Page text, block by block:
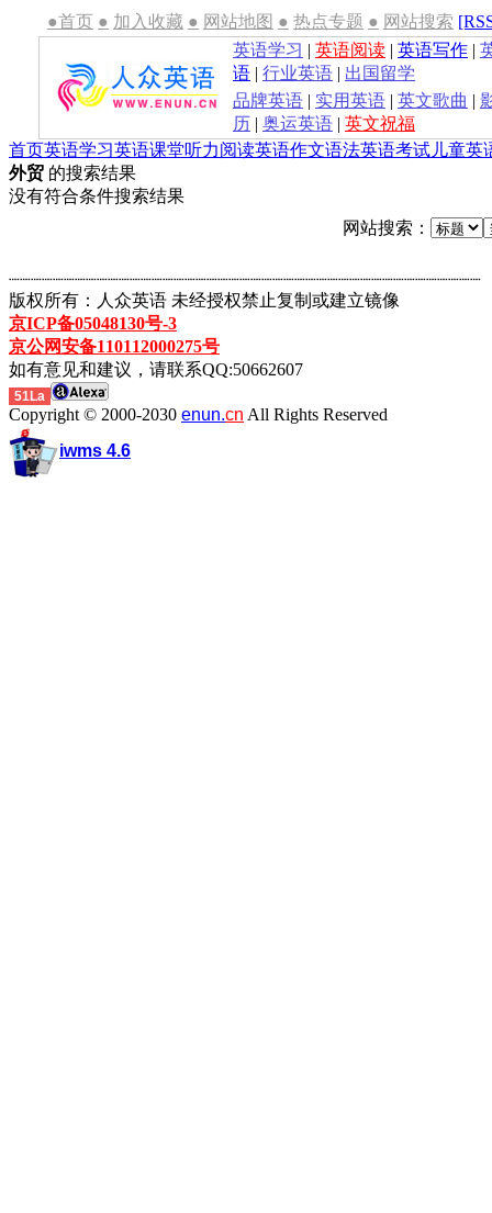
●首页 ● 加入收藏 ● 网站地图 ● 热点专题 ● 网站搜索
英语学习 | 英语阅读 | 英语写作 |
语 | 行业英语 | 出国留学
品牌英语 | 实用英语 | 英文歌曲 |
历 | 奥运英语 | 英文祝福
首页英语学习英语课堂听力阅读英语作文语法英语考试 儿童英
外贸 的搜索结果
没有符合条件搜索结果
网站搜索：
┈┈┈┈┈┈┈┈┈┈┈┈┈┈┈┈┈┈┈┈┈┈┈┈┈┈┈┈┈┈┈┈┈┈┈┈┈┈┈┈┈┈┈
版权所有：人众英语 未经授权禁止复制或建立镜像
京ICP备05048130号-3
京公网安备110112000275号
如有意见和建议，请联系QQ:50662607
51La
Copyright © 2000-2030 enun.cn All Rights Reserved
iwms 4.6